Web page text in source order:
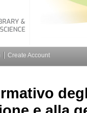
Create Account